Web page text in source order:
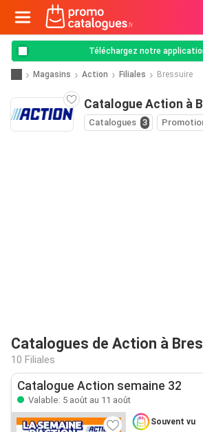
Téléchargez notre
Magasins Action Filiales Bressuire
Catalogue Action à
Catalogues 3
Catalogues de Action à
10 Filiales
Catalogue Action semaine 32
Valable: 5 août au 11 août
Souvent vu